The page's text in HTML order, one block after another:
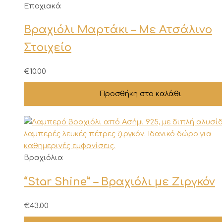
στη
του
προϊόντος
Εποχιακά
Βραχιόλι Μαρτάκι – Με Ατσάλινο
Στοιχείο
€10.00
Προσθήκη στο καλάθι
Βραχιόλια
“Star Shine” – Βραχιόλι με Ζιργκόν
€43.00